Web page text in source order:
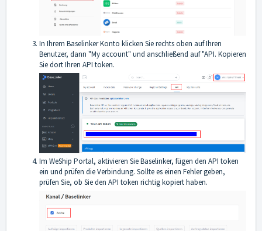
In Ihrem Baselinker Konto klicken Sie rechts oben auf Ihren
Benutzer, dann "My account" und anschließend auf "API. Kopieren
Sie dort Ihren API token.
Im WeShip Portal, aktivieren Sie Baselinker, fügen den API token
ein und prüfen die Verbindung. Sollte es einen Fehler geben,
prüfen Sie, ob Sie den API token richtig kopiert haben.